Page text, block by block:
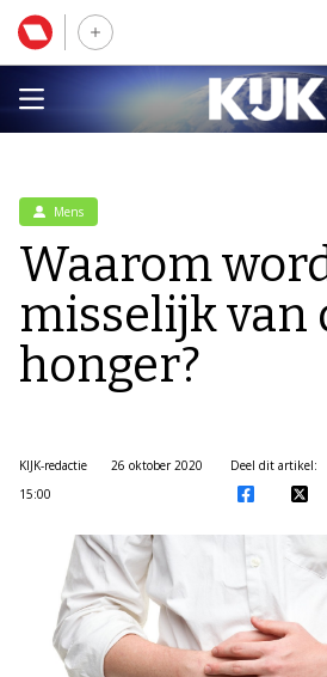
Mens
Waarom
misselijk van
honger?
KIJK-redactie
26 oktober 2020
15:00
Deel dit artikel: